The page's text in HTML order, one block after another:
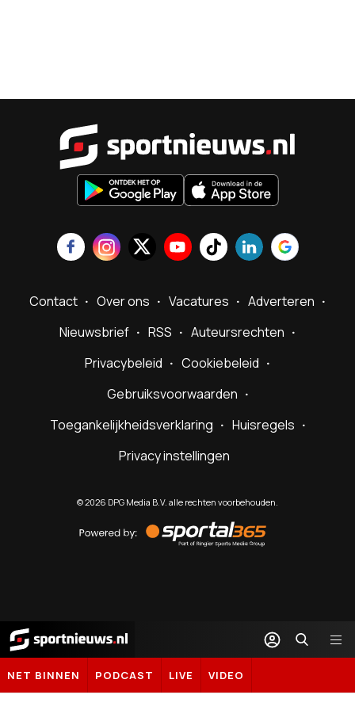
Contact Over ons Vacatures
Adverteren
Nieuwsbrief
RSS
Auteursrechten
Privacybeleid
Cookiebeleid
Gebruiksvoorwaarden
Toegankelijkheidsverklaring
Huisregels
Privacy instellingen
©2026 DPG Media B.V. alle rechten voorbehouden.
by
Sportal365
Sportnieuws.nl
NET BINNEN PODCAST LIVE VIDEO